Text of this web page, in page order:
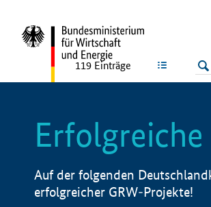
LISTE
119 Einträge
Auf der folgenden
erfolgreicher GRW-Projekte!